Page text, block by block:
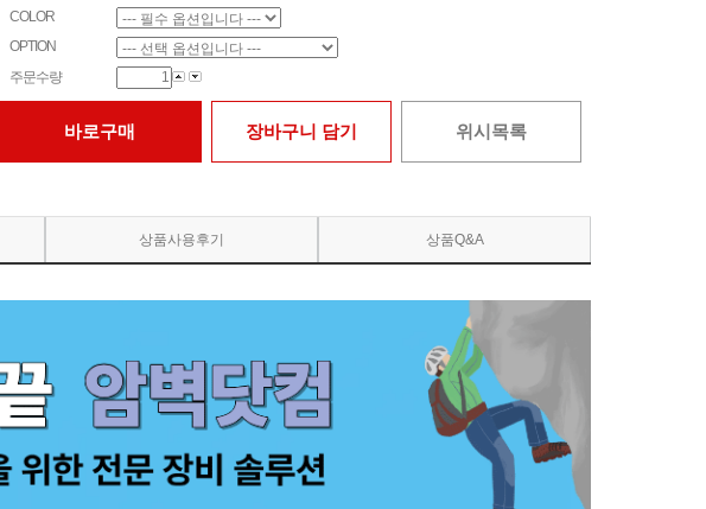
COLOR
OPTION
주문수량
바로구매 장바구니 담기 위시목록
상품사용후기 상품Q&A